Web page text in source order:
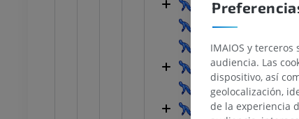
Vena vertebral
Plexo venoso
Vena cervical
Venas torácicas
Vena intercostal
Vena yugular interna
Miembro inferior
Ilustraciones
PREMIUM
TC del tobillo y del pie
TAC
IMAIOS y
audiencia. Las
dispositivo, así
geolocalización,
de la experiencia